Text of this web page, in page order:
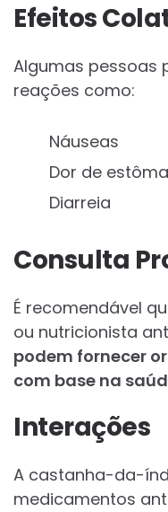
Efeitos
Algumas pessoas
reações como:
Náuseas
Dor de
Diarreia
Consulta
É recomendável
ou nutricionista
podem fornecer
com base na
Interações
A castanha-da-
medicamentos